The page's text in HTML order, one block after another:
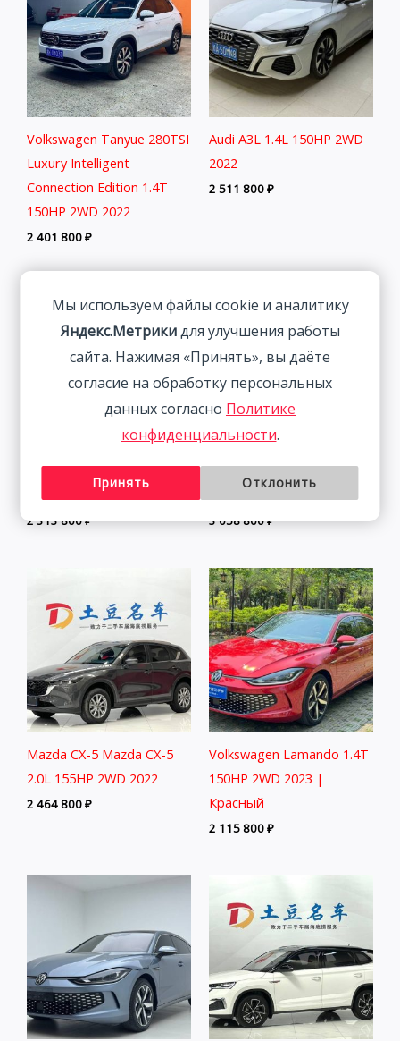
Volkswagen Tanyue 280TSI
Luxury Intelligent
Connection Edition 1.4T
150HP 2WD 2022
2 401 800₽
Audi A3L 1.4L 150HP 2WD
2022
2 511 800₽
Volkswagen Lamando 1.4T
150HP 2WD 2023 | Белый
2 313 800₽
BMW 320Li 2.0T 156HP
3 058 800₽
Mazda CX-5 Mazda CX-5
2.0L 155HP 2WD 2022
2 464 800₽
Volkswagen Lamando 1.4T
150HP 2WD 2023 |
Красный
2 115 800₽
Мы используем файлы cookie и аналитику
Яндекс.Метрикидля улучшения работы
сайта. Нажимая «Принять», вы даёте
согласие на обработку персональных
данных согласно Политике
конфиденциальности.
Принять Отклонить